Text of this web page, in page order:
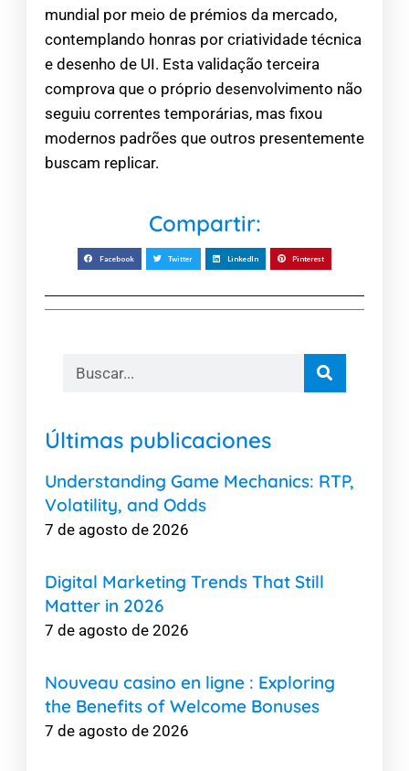
mundial por meio de prémios da mercado,
contemplando honras por criatividade técnica
e desenho de UI. Esta validação terceira
comprova que o próprio desenvolvimento não
seguiu correntes temporárias, mas fixou
modernos padrões que outros presentemente
buscam replicar.
Compartir:
Facebook Twitter LinkedIn Pinterest
Últimas publicaciones
Understanding Game Mechanics: RTP,
Volatility, and Odds
7 de agosto de 2026
Digital Marketing Trends That Still
Matter in 2026
7 de agosto de 2026
Nouveau casino en ligne : Exploring
the Benefits of Welcome Bonuses
7 de agosto de 2026